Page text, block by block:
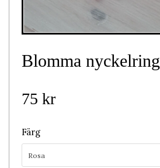
Blomma nyckelring
75 kr
Färg
Rosa